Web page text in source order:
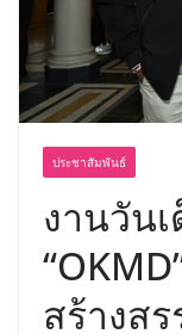
ประชาสัมพันธ์
งานวัน
สร้างส